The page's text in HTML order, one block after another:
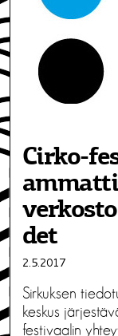
Cirko-
det
2.5.2017
Sirkuksen
keskus
festivaalin